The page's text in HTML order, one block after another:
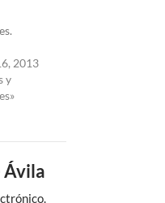
2013
y
Ávila